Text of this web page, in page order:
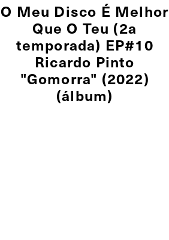
O Meu Disco É Melhor
Que O Teu (2a
temporada) EP#10
Ricardo Pinto
"Gomorra" (2022)
(álbum)